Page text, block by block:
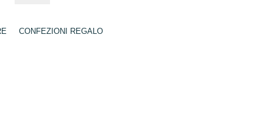
CONFEZIONI REGALO